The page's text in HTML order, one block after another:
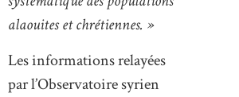
alaouites et chrétiennes. »
Les informations relayées
par l’Observatoire syrien